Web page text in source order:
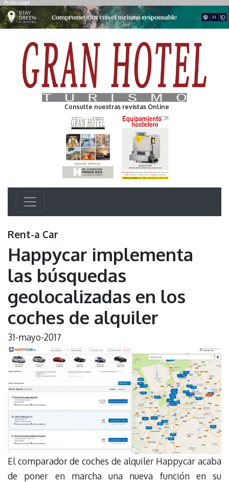
Publicidad
Consulte nuestras revistas Online
Rent-a Car
Happycar implementa
las búsquedas
geolocalizadas en los
coches de alquiler
31-mayo-2017
El comparador de coches de alquiler Happycar acaba
de poner en marcha una nueva función en su